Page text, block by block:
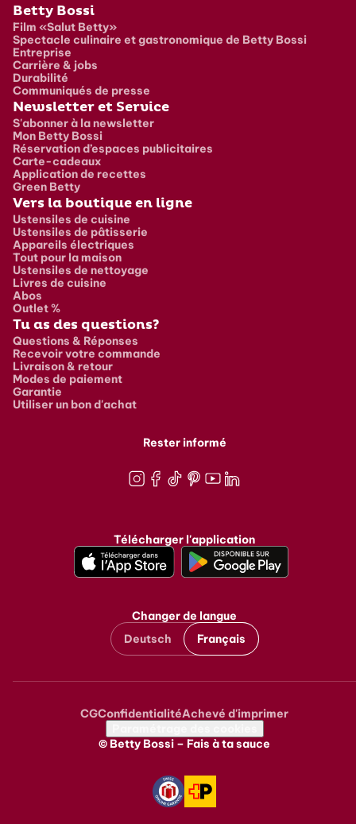
Pied de page
Betty Bossi
Film «Salut Betty»
Spectacle culinaire et gastronomique de Betty Bossi
Entreprise
Carrière & jobs
Durabilité
Communiqués de presse
Newsletter et Service
S'abonner à la newsletter
Mon Betty Bossi
Réservation d’espaces publicitaires
Carte-cadeaux
Application de recettes
Green Betty
Vers la boutique en ligne
Ustensiles de cuisine
Ustensiles de pâtisserie
Appareils électriques
Tout pour la maison
Ustensiles de nettoyage
Livres de cuisine
Abos
Outlet %
Tu as des questions?
Questions & Réponses
Recevoir votre commande
Livraison & retour
Modes de paiement
Garantie
Utiliser un bon d'achat
Rester informé
Télécharger l'application
Changer de langue
Deutsch
Français
Metanavigation
CGConfidentialitéAchevé d'imprimer
© Betty Bossi – Fais à ta sauce